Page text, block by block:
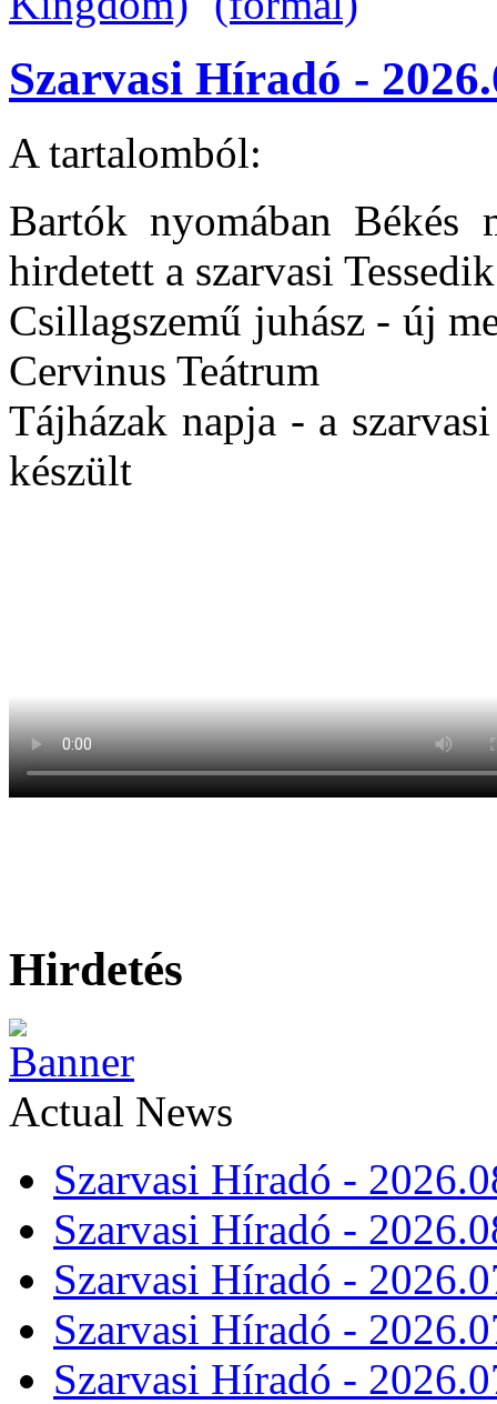
Szarvasi Híradó -
A tartalomból:
Bartók nyomában Békés
hirdetett a szarvasi
Csillagszemű juhász - új
Cervinus Teátrum
Tájházak napja - a
készült
Hirdetés
Actual News
Szarvasi Híradó -
Szarvasi Híradó -
Szarvasi Híradó -
Szarvasi Híradó -
Szarvasi Híradó -